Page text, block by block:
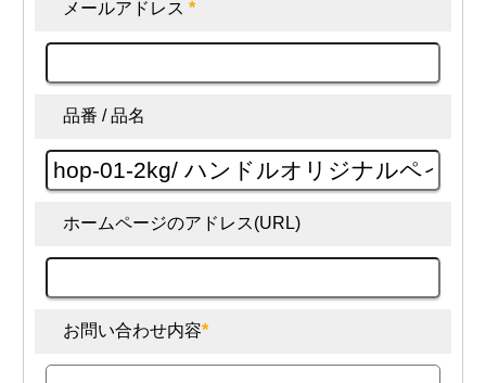
メールアドレス *
品番 / 品名
ホームページのアドレス(URL)
お問い合わせ内容*